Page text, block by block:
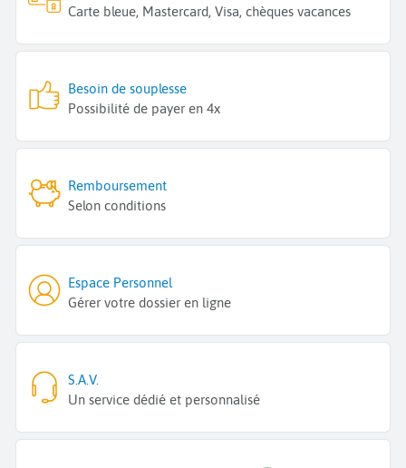
Carte bleue, Mastercard, Visa, chèques vacances
Besoin de souplesse
Possibilité de payer en 4x
Remboursement
Selon conditions
Espace Personnel
Gérer votre dossier en ligne
S.A.V.
Un service dédié et personnalisé